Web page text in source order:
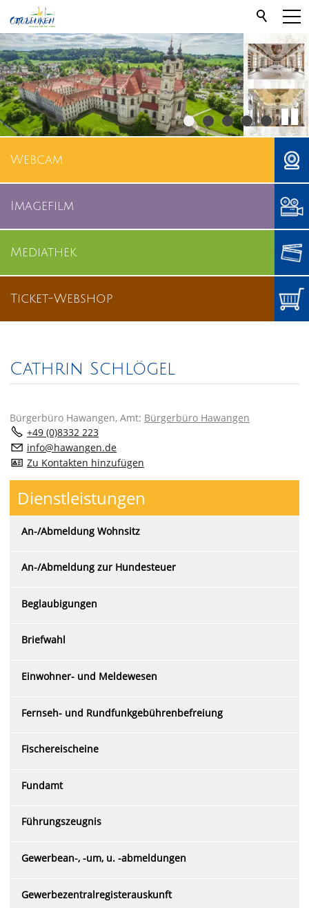
Webcam
Imagefilm
Mediathek
Ticket-Webshop
Cathrin Schlögel
Bürgerbüro Hawangen, Amt: Bürgerbüro Hawangen
+49 (0)8332 223
nf
h w ng n d
Zu Kontakten hinzufügen
Dienstleistungen
An-/Abmeldung Wohnsitz
An-/Abmeldung zur Hundesteuer
Beglaubigungen
Briefwahl
Einwohner- und Meldewesen
Fernseh- und Rundfunkgebührenbefreiung
Fischereischeine
Fundamt
Führungszeugnis
Gewerbean-, -um, u. -abmeldungen
Gewerbezentralregisterauskunft